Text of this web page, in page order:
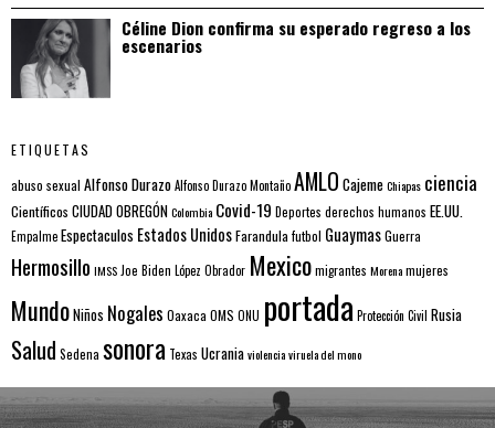
Céline Dion confirma su esperado regreso a los
escenarios
ETIQUETAS
abuso sexual Alfonso DurazoAlfonso Durazo MontañoAMLO CajemeChiapas ciencia
Científicos CIUDAD OBREGÓNColombia Covid-19 Deportes derechos humanos EE.UU.
EmpalmeEspectaculos Estados UnidosFarandula futbol GuaymasGuerra
Hermosillo IMSS Joe Biden López Obrador Mexicomigrantes Morenamujeres
MundoNiños Nogales Oaxaca OMS ONU portada Protección Civil Rusia
Salud Sedena sonora Texas Ucraniaviolenciaviruela del mono